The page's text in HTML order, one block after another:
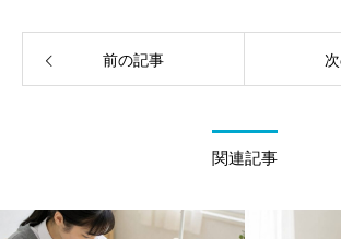
前の記事
関連記事